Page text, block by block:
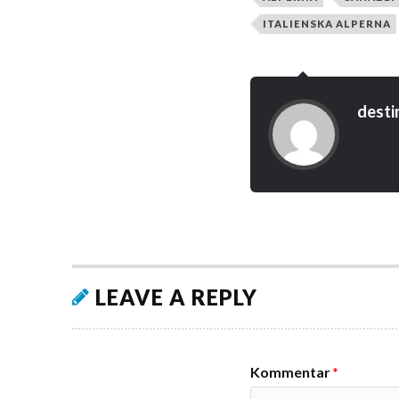
ITALIENSKA ALPERNA
LEAVE A REPLY
Kommentar*